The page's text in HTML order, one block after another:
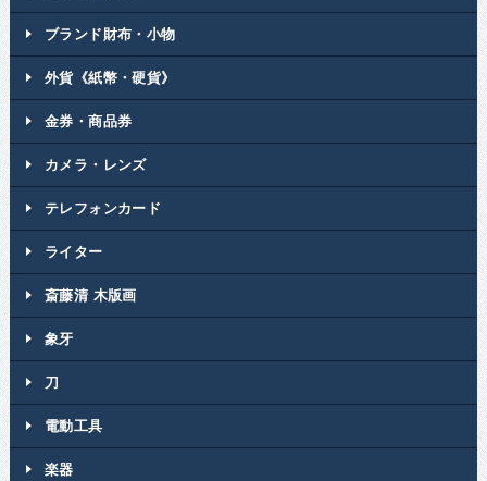
ブランド財布・小物
外貨《紙幣・硬貨》
金券・商品券
カメラ・レンズ
テレフォンカード
ライター
斎藤清 木版画
象牙
刀
電動工具
楽器